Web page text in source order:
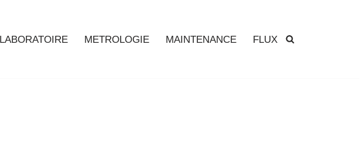
LABORATOIRE METROLOGIE MAINTENANCE FLUX